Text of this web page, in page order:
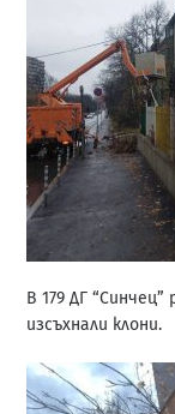
В 179 ДГ
изсъхнали клони.